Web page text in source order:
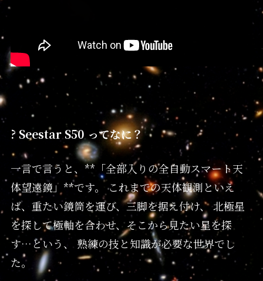
? Seestar S50 ってなに？
一言で言うと、**「全部入りの全自動スマート天
体望遠鏡」**です。 これまでの天体観測といえ
ば、重たい鏡筒を運び、三脚を据え付け、 北極星
を探して極軸を合わせ、そこから見たい星を探
す…という、 熟練の技と知識が必要な世界でし
た。